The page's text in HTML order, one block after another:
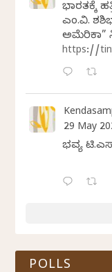
ಭಾರತಕ್ಕೆ
ಎಂ.ವಿ.
ಅಮೆರಿಕಾ”
https://
29 May
ಭವ್ಯ
POLLS